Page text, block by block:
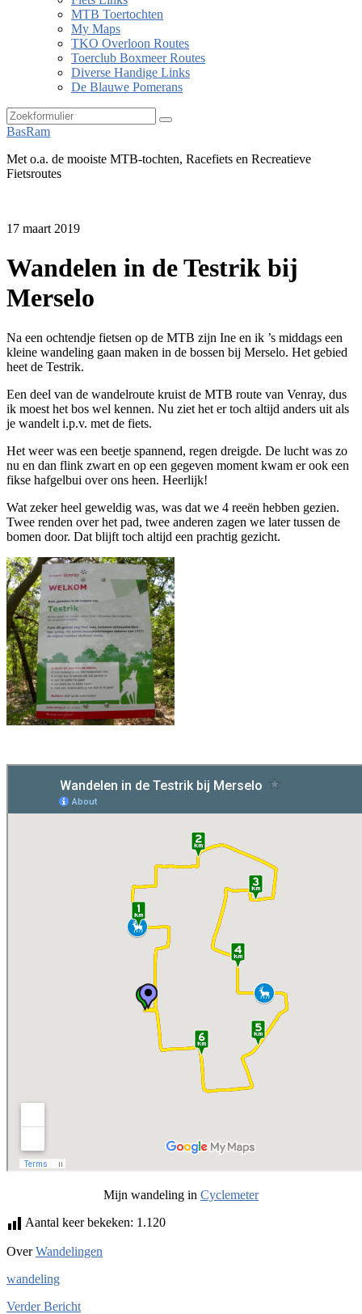
MTB Toertochten
My Maps
TKO Overloon Routes
Toerclub Boxmeer Routes
Diverse Handige Links
De Blauwe Pomerans
Zoeken
BasRam
Met o.a. de mooiste MTB-tochten, Racefiets en Recreatieve
Fietsroutes
17 maart 2019
Wandelen in de Testrik bij
Merselo
Na een ochtendje fietsen op de MTB zijn Ine en ik ’s middags een
kleine wandeling gaan maken in de bossen bij Merselo. Het gebied
heet de Testrik.
Een deel van de wandelroute kruist de MTB route van Venray, dus
ik moest het bos wel kennen. Nu ziet het er toch altijd anders uit als
je wandelt i.p.v. met de fiets.
Het weer was een beetje spannend, regen dreigde. De lucht was zo
nu en dan flink zwart en op een gegeven moment kwam er ook een
fikse hafgelbui over ons heen. Heerlijk!
Wat zeker heel geweldig was, was dat we 4 reeën hebben gezien.
Twee renden over het pad, twee anderen zagen we later tussen de
bomen door. Dat blijft toch altijd een prachtig gezicht.
Mijn wandeling in Cyclemeter
Aantal keer bekeken: 1.120
OverWandelingen
wandeling
VerderBericht